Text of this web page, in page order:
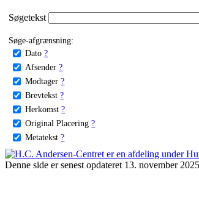
Søgetekst
Søge-afgrænsning:
Dato ?
Afsender ?
Modtager ?
Brevtekst ?
Herkomst ?
Original Placering ?
Metatekst ?
Denne side er senest opdateret 13. november